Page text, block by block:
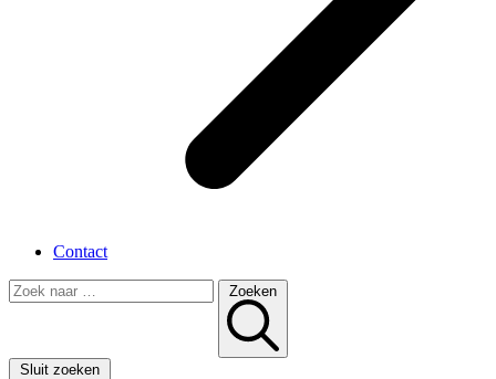
Contact
Zoeken
Sluit zoeken